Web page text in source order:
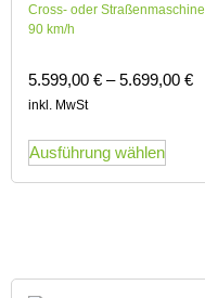
Cross- oder Straßenmaschine
90 km/h
5.599,00 € –5.699,00 €
inkl. MwSt
Ausführung wählen